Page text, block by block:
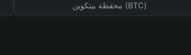
محفظة بيتكوين (BTC)